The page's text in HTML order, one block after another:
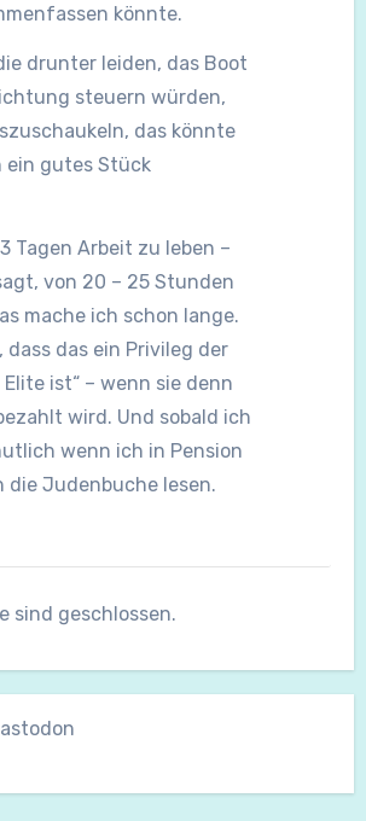
könnte.
drunter leiden, das Boot
steuern würden,
das könnte
gutes Stück
Tagen Arbeit zu leben –
von 20 – 25 Stunden
mache ich schon lange.
dass das ein Privileg der
ist“ – wenn sie denn
wird. Und sobald ich
wenn ich in Pension
die Judenbuche lesen.
sind geschlossen.